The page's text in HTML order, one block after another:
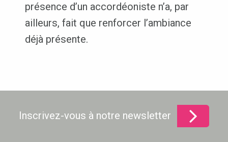
présence d’un accordéoniste n’a, par
ailleurs, fait que renforcer l’ambiance
déjà présente.
Inscrivez-vous à notre newsletter